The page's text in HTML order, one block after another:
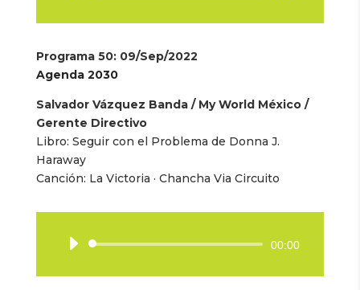
audio
Programa 50: 09/Sep/2022
Agenda 2030
Salvador Vázquez Banda / My World México /
Gerente Directivo
Libro: Seguir con el Problema de Donna J.
Haraway
Canción: La Victoria · Chancha Via Circuito
Reproductor
audio
00:00